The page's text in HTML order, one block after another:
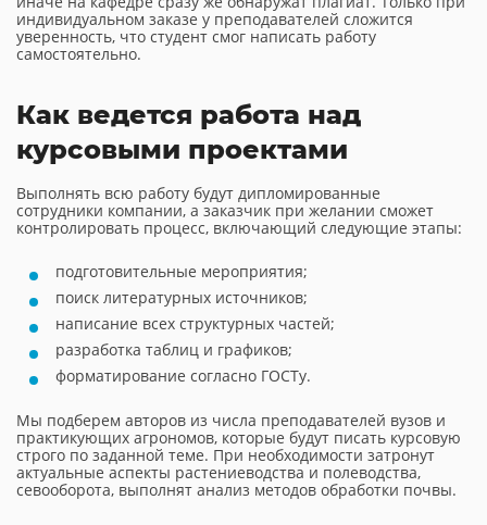
индивидуальном заказе у преподавателей сложится
уверенность, что студент смог написать работу
самостоятельно.
Как ведется работа над
курсовыми проектами
Выполнять всю работу будут дипломированные
сотрудники компании, а заказчик при желании сможет
контролировать процесс, включающий следующие этапы:
подготовительные мероприятия;
поиск литературных источников;
написание всех структурных частей;
разработка таблиц и графиков;
форматирование согласно ГОСТу.
Мы подберем авторов из числа преподавателей вузов и
практикующих агрономов, которые будут писать курсовую
строго по заданной теме. При необходимости затронут
актуальные аспекты растениеводства и полеводства,
севооборота, выполнят анализ методов обработки почвы.